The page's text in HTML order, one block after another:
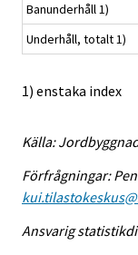
Banunderhåll 1)
Underhåll, totalt 1)
1) enstaka index
Källa:
Förfrågningar:
Ansvarig